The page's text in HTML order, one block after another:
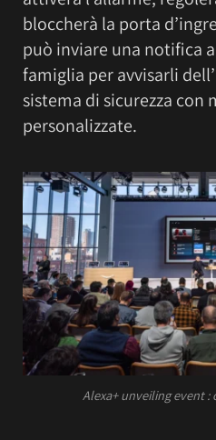
bloccherà la porta
può inviare una notifica
famiglia per avvisarli
sistema di sicurezza con
personalizzate.
Alexa+ unveiling event: